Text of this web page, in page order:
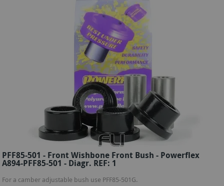
PFF85-501 - Front Wishbone Front Bush - Powerflex
A894-PFF85-501 - Diagr. REF: 1
For a camber adjustable bush use PFF85-501G.